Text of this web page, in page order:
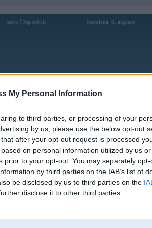
My Personal Information
to third parties, or processing of your
by us, please use the below opt-out
after your opt-out request is processed
on personal information utilized by us
prior to your opt-out. You may separately
by third parties on the IAB’s list of
be disclosed by us to third parties on the
disclose it to other third parties.
Ienākt Reģistrācija Sestdiena, 8. augusts
Reģistrācija Lietotāji
profils
Pēdējo reizi manīts: 12. May 2025, 16:01
choangclubskin
0
[Pēdējie ziņojumi forumā]